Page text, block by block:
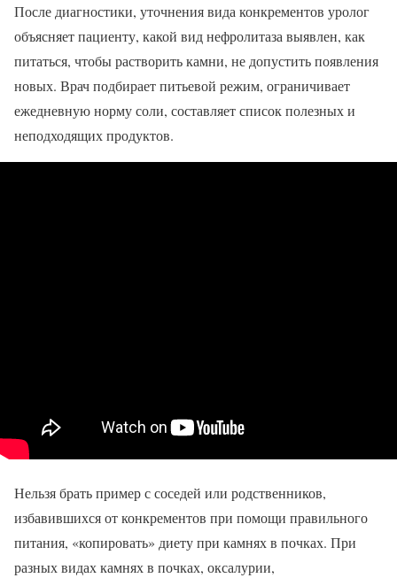
После диагностики, уточнения вида конкрементов уролог
объясняет пациенту, какой вид нефролитаза выявлен, как
питаться, чтобы растворить камни, не допустить появления
новых. Врач подбирает питьевой режим, ограничивает
ежедневную норму соли, составляет список полезных и
неподходящих продуктов.
Нельзя брать пример с соседей или родственников,
избавившихся от конкрементов при помощи правильного
питания, «копировать» диету при камнях в почках. При
разных видах камнях в почках, оксалурии,